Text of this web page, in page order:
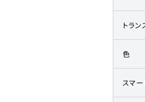
トラン
色
スマ